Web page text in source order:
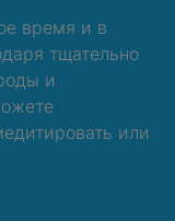
время и в
тщательно
и
или